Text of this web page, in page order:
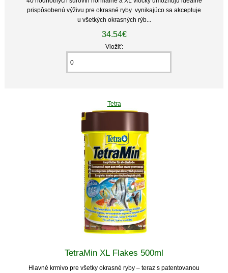
prispôsobenú výživu pre okrasné ryby vynikajúco sa akceptuje
u všetkých okrasných rýb...
34.54€
Vložiť:
Tetra
TetraMin XL Flakes 500ml
Hlavné krmivo pre všetky okrasné ryby – teraz s patentovanou